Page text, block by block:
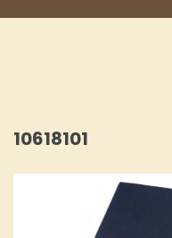
10618101